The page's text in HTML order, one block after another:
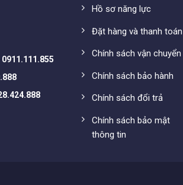
WiFi gốc)
0911.111.855
Hồ sơ năng lực
Đặt hàng và thanh toán
Chính sách vận chuyển
Chính sách bảo hành
Chính sách đổi trả
Chính sách bảo mật
thông tin